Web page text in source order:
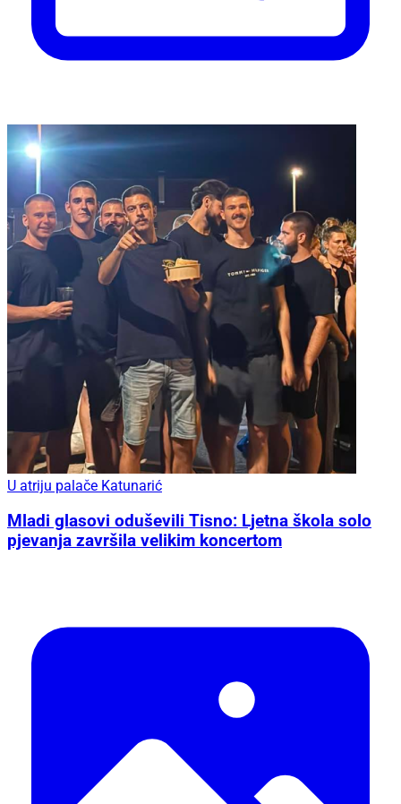
U atriju palače Katunarić
Mladi glasovi oduševili Tisno: Ljetna škola solo
pjevanja završila velikim koncertom